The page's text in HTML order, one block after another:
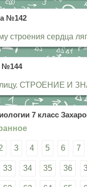
№142
строения сердца
№144
СТРОЕНИЕ И
7 класс
3 4 5 6 7
33 34 35 36